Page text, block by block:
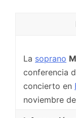
La soprano
conferencia
concierto en
noviembre de